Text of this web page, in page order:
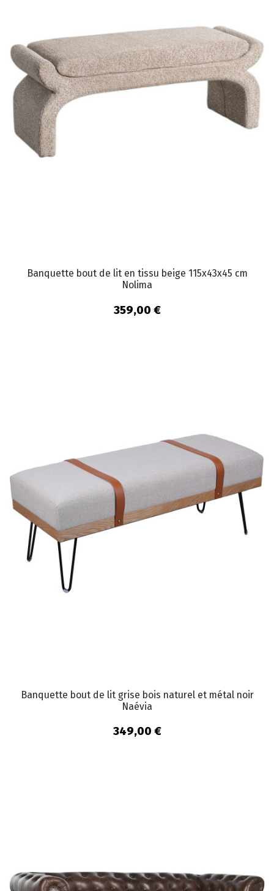
Banquette bout de lit en tissu beige 115x43x45 cm
Nolima
359,00 €
Banquette bout de lit grise bois naturel et métal noir
Naévia
349,00 €